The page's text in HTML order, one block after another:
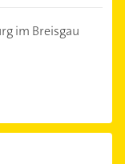
im Breisgau